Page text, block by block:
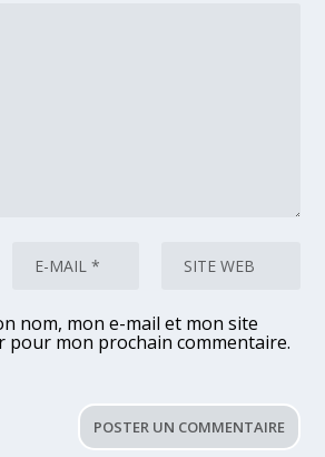
nom, mon e-mail et mon site
pour mon prochain commentaire.